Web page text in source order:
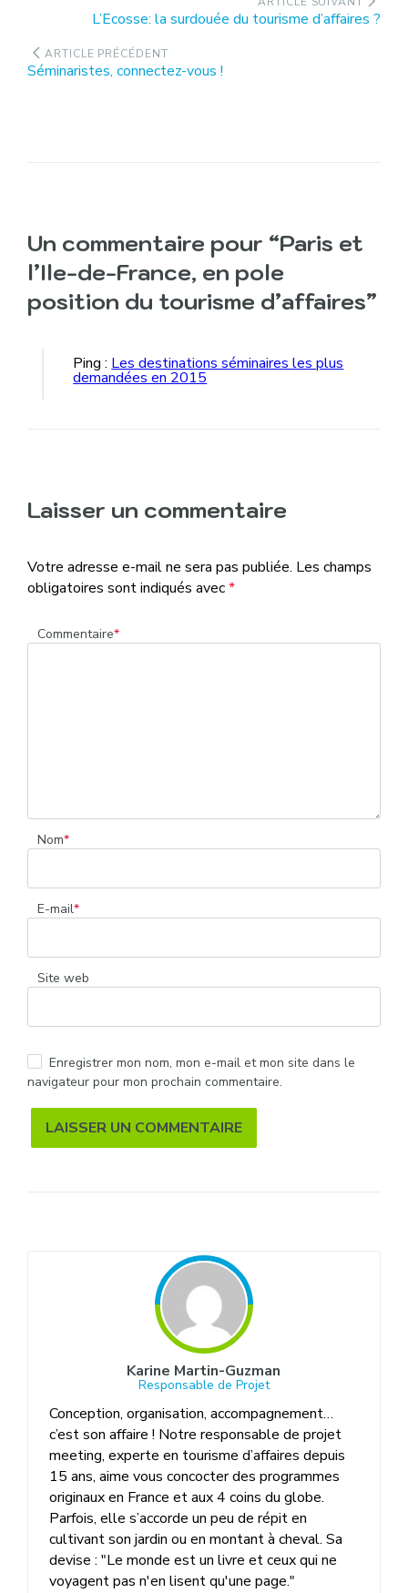
l’article
ARTICLE PRÉCÉDENT
Article
précédent
Séminaristes, connectez-vous !
Article
suivant
:
L’Ecosse: la surdouée du tourisme d’affaires ?
Un commentaire pour “Paris et
l’Ile-de-France, en pole
position du tourisme d’affaires”
Ping : Les destinations séminaires les plus
demandées en 2015
Laisser un commentaire
Votre adresse e-mail ne sera pas publiée. Les champs
obligatoires sont indiqués avec*
Commentaire*
Nom*
E-mail*
Site web
Enregistrer mon nom, mon e-mail et mon site dans le
navigateur pour mon prochain commentaire.
Karine Martin-Guzman
Responsable de Projet
Conception, organisation, accompagnement…
c’est son affaire ! Notre responsable de projet
meeting, experte en tourisme d’affaires depuis
15 ans, aime vous concocter des programmes
originaux en France et aux 4 coins du globe.
Parfois, elle s’accorde un peu de répit en
cultivant son jardin ou en montant à cheval. Sa
devise : "Le monde est un livre et ceux qui ne
voyagent pas n'en lisent qu'une page."